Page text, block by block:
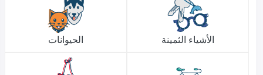
الحيوانات الأشياء الثمينة